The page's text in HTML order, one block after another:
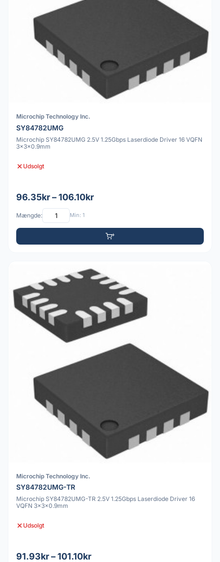
Microchip Technology Inc.
SY84782UMG
Microchip SY84782UMG 2.5V 1.25Gbps Laserdiode Driver 16 VQFN
3x3x0.9mm
Udsolgt
96.35kr – 106.10kr
Mængde: Min: 1
Microchip Technology Inc.
SY84782UMG-TR
Microchip SY84782UMG-TR 2.5V 1.25Gbps Laserdiode Driver 16
VQFN 3x3x0.9mm
Udsolgt
91.93kr – 101.10kr